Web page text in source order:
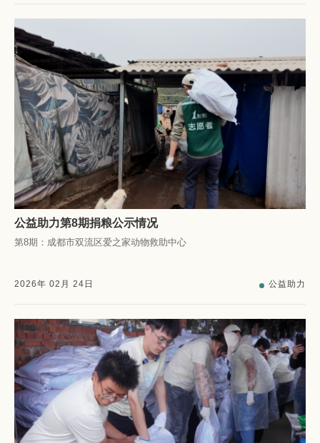
公益助力第8期捐粮公示情况
第8期：成都市双流区爱之家动物救助中心
2026年 02 月 24 日 公益助力